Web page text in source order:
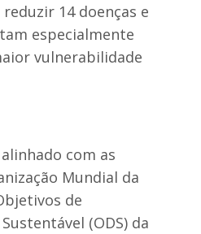
14 doenças e
especialmente
vulnerabilidade
com as
Mundial da
de
(ODS) da